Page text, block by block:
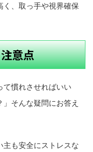
、取っ手や視界確保
意点
て慣れさせればいい
そんな疑問にお答え
主も安全にストレスな